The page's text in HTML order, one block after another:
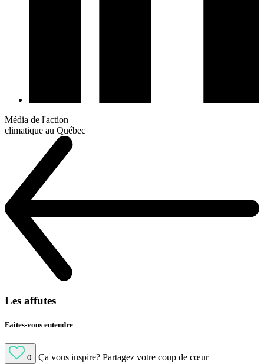
Média de l'action
climatique au Québec
Les affutes
Faites-vous entendre
0 Ça vous inspire? Partagez votre coup de cœur